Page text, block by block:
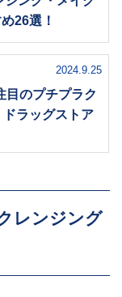
26選！
2024.9.25
目のプチプラク
ラッグストア
レンジング